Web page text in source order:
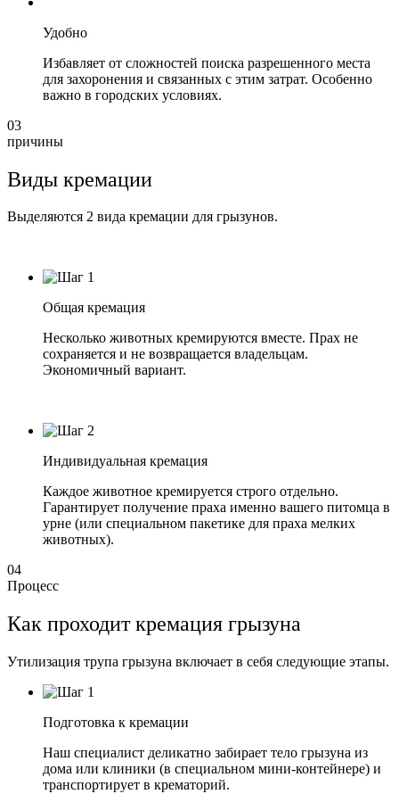
Удобно
Избавляет от сложностей поиска разрешенного места
для захоронения и связанных с этим затрат. Особенно
важно в городских условиях.
03
причины
Виды кремации
Выделяются 2 вида кремации для грызунов.
Общая кремация
Несколько животных кремируются вместе. Прах не
сохраняется и не возвращается владельцам.
Экономичный вариант.
Индивидуальная кремация
Каждое животное кремируется строго отдельно.
Гарантирует получение праха именно вашего питомца в
урне (или специальном пакетике для праха мелких
животных).
04
Процесс
Как проходит кремация грызуна
Утилизация трупа грызуна включает в себя следующие этапы.
Подготовка к кремации
Наш специалист деликатно забирает тело грызуна из
дома или клиники (в специальном мини-контейнере) и
транспортирует в крематорий.